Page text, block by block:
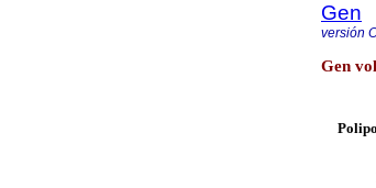
Gen
versión
Gen